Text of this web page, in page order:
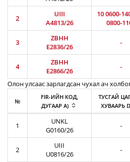
2
UIII
A4813/26
10 0600-
0800-
3
ZBHH
E2836/26
-
4
ZBHH
E2866/26
-
Олон улсаас зарлагдсан чухал ач
№
FIR-ИЙН КОД,
ДУГААР A)
ТУСГАЙ
ХУВААРЬ
1
UNKL
G0160/26
-
2
UIII
U0816/26
-